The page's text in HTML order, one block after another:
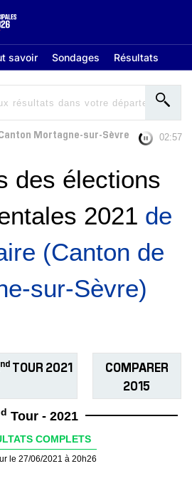
savoir Sondages Résultats
Mortagne-sur-Sèvre 02:56
des élections
2021 de
(Canton de
sur-Sèvre)
ndTOUR 2021
COMPARER
2015
Tour - 2021
COMPLETS
le 27/06/2021 à 20h26